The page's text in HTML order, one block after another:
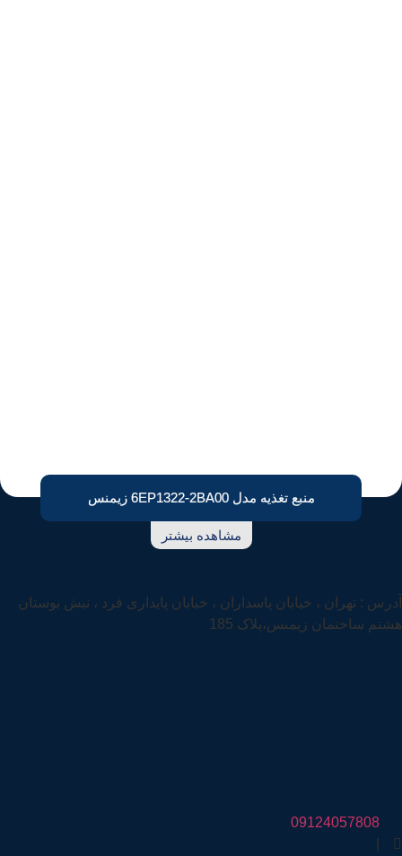
منبع تغذیه مدل 6EP1322-2BA00 زیمنس
مشاهده بیشتر
آدرس : تهران ، خیابان پاسداران ، خیابان پایداری فرد ، نبش بوستان
هشتم ساختمان زیمنس،پلاک 185
09124057808